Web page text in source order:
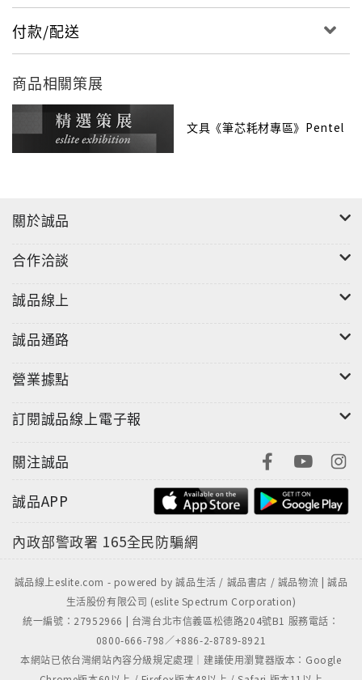
"
付款/配送
商品相關策展
文具《筆芯耗材專區》Pentel
關於誠品
合作洽談
誠品線上
誠品通路
營業據點
訂閱誠品線上電子報
關注誠品
誠品APP
內政部警政署 165全民防騙網
誠品線上eslite.com - powered by 誠品生活 / 誠品書店 / 誠品物流 | 誠品
生活股份有限公司 (eslite Spectrum Corporation)
統一編號：27952966 | 台灣台北市信義區松德路204號B1 服務電話：
0800-666-798／+886-2-8789-8921
本網站已依台灣網站內容分級規定處理｜建議使用瀏覽器版本：Google